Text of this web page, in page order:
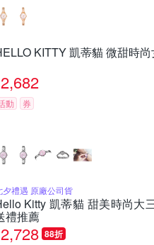
KITTY 凱蒂貓 微甜時
2,682
動 券
夕禮遇 原廠公司貨
Kitty 凱蒂貓 甜美時尚大
禮推薦
2,728 88折